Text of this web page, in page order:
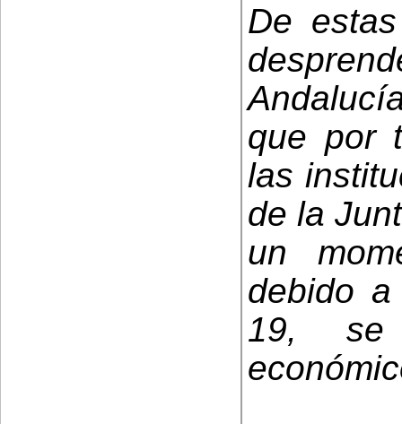
De
que por
las
de la
un
debido
19, se